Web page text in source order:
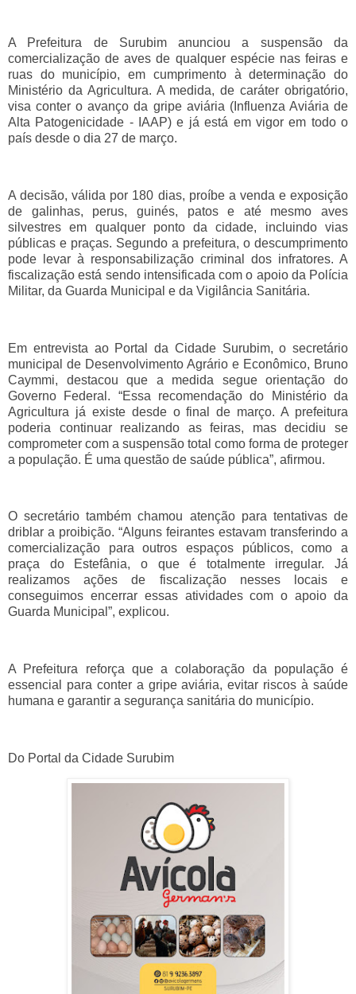
A Prefeitura de Surubim anunciou a suspensão da
comercialização de aves de qualquer espécie nas feiras e
ruas do município, em cumprimento à determinação do
Ministério da Agricultura. A medida, de caráter obrigatório,
visa conter o avanço da gripe aviária (Influenza Aviária de
Alta Patogenicidade - IAAP) e já está em vigor em todo o
país desde o dia 27 de março.
A decisão, válida por 180 dias, proíbe a venda e exposição
de galinhas, perus, guinés, patos e até mesmo aves
silvestres em qualquer ponto da cidade, incluindo vias
públicas e praças. Segundo a prefeitura, o descumprimento
pode levar à responsabilização criminal dos infratores. A
fiscalização está sendo intensificada com o apoio da Polícia
Militar, da Guarda Municipal e da Vigilância Sanitária.
Em entrevista ao Portal da Cidade Surubim, o secretário
municipal de Desenvolvimento Agrário e Econômico, Bruno
Caymmi, destacou que a medida segue orientação do
Governo Federal. “Essa recomendação do Ministério da
Agricultura já existe desde o final de março. A prefeitura
poderia continuar realizando as feiras, mas decidiu se
comprometer com a suspensão total como forma de proteger
a população. É uma questão de saúde pública”, afirmou.
O secretário também chamou atenção para tentativas de
driblar a proibição. “Alguns feirantes estavam transferindo a
comercialização para outros espaços públicos, como a
praça do Estefânia, o que é totalmente irregular. Já
realizamos ações de fiscalização nesses locais e
conseguimos encerrar essas atividades com o apoio da
Guarda Municipal”, explicou.
A Prefeitura reforça que a colaboração da população é
essencial para conter a gripe aviária, evitar riscos à saúde
humana e garantir a segurança sanitária do município.
Do Portal da Cidade Surubim